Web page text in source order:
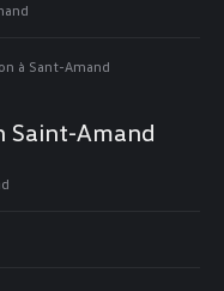
à Sant-Amand
Saint-Amand